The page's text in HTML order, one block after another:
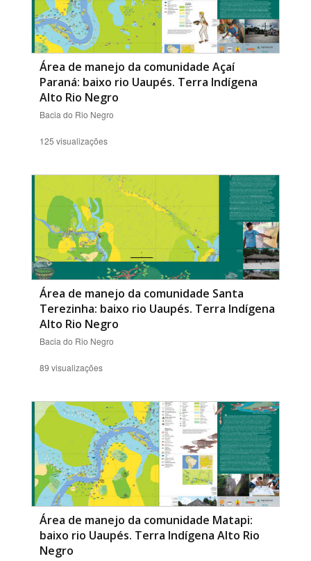
Área de manejo da comunidade Açaí
Paraná: baixo rio Uaupés. Terra Indígena
Alto Rio Negro
Bacia do Rio Negro
125 visualizações
Área de manejo da comunidade Santa
Terezinha: baixo rio Uaupés. Terra Indígena
Alto Rio Negro
Bacia do Rio Negro
89 visualizações
Área de manejo da comunidade Matapi:
baixo rio Uaupés. Terra Indígena Alto Rio
Negro